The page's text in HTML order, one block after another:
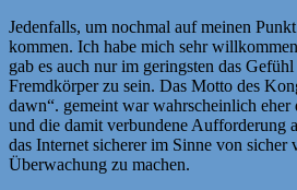
Jedenfalls, um nochmal auf meinen
kommen. Ich habe mich sehr
gab es auch nur im geringsten das
Fremdkörper zu sein. Das Motto des
dawn“. gemeint war wahrscheinlich
und die damit verbundene Aufforderung
das Internet sicherer im Sinne von sicher
Überwachung zu machen.